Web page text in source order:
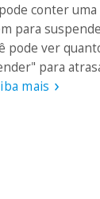
conter
para
pode ver
para
mais